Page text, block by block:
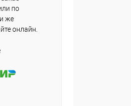
по
же
онлайн.